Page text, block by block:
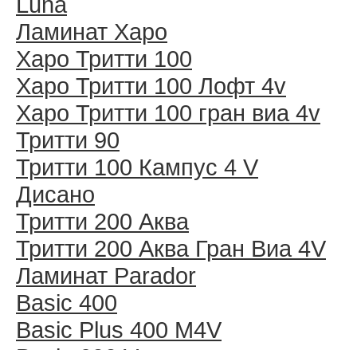
Ламинат Харо
Харо Тритти 100
Харо Тритти 100 Лофт 4v
Харо Тритти 100 гран виа 4v
Тритти 90
Тритти 100 Кампус 4 V
Дисано
Тритти 200 Аква
Тритти 200 Аква Гран Виа 4V
Ламинат Parador
Basic 400
Basic Plus 400 M4V